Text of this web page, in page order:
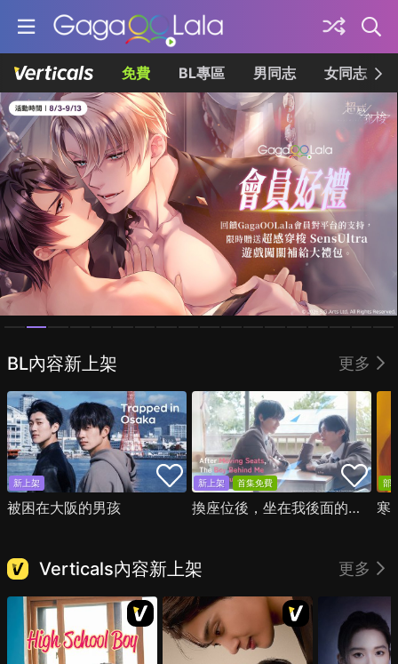
免費 BL專區 男同志 女同志
Homepage
BL內容新上架 更多
新上架
被困在大阪的男孩
新上架 首集免費
換座位後，坐在我後面的男生好像喜歡我
部
寒
Verticals內容新上架 更多